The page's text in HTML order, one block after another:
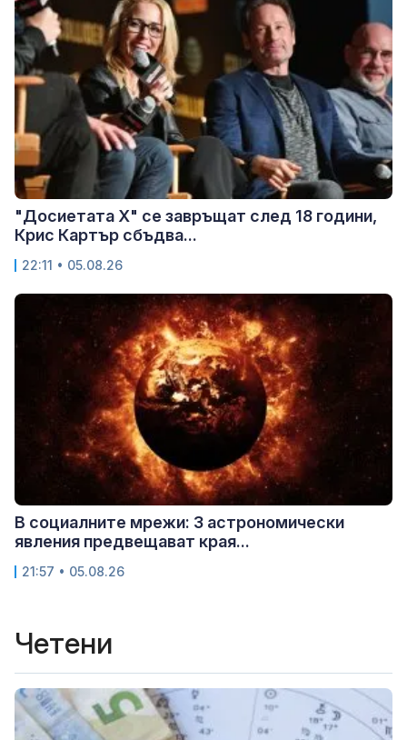
"Досиетата Х" се завръщат след 18 години,
Крис Картър сбъдва...
22:11 • 05.08.26
В социалните мрежи: 3 астрономически
явления предвещават края...
21:57 • 05.08.26
Четени